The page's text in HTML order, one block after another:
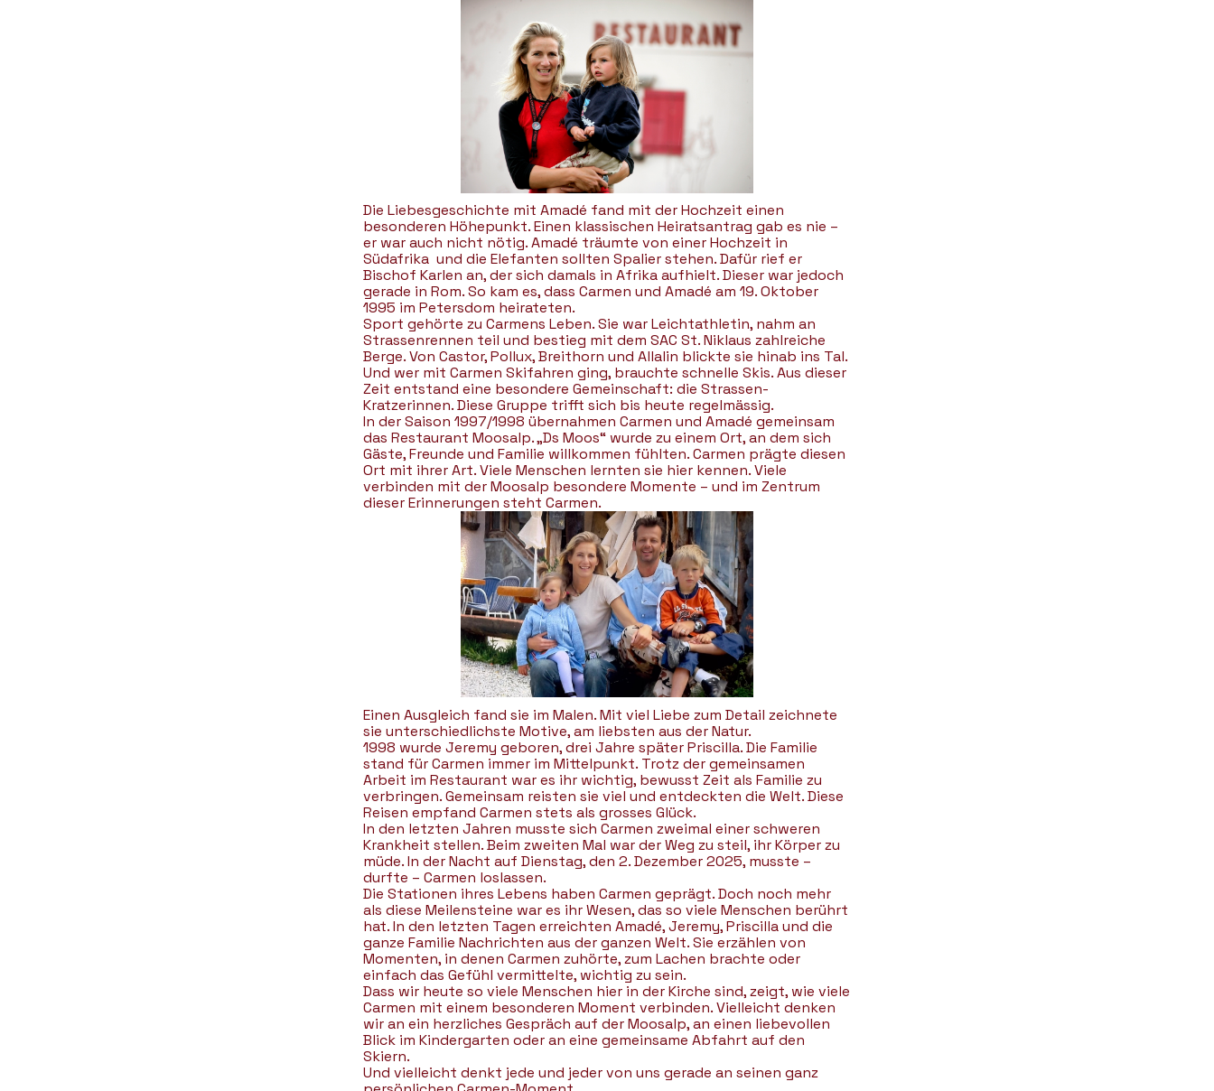
Die Liebesgeschichte mit Amadé fand mit der Hochzeit einen
besonderen Höhepunkt. Einen klassischen Heiratsantrag gab es nie –
er war auch nicht nötig. Amadé träumte von einer Hochzeit in
Südafrika und die Elefanten sollten Spalier stehen. Dafür rief er
Bischof Karlen an, der sich damals in Afrika aufhielt. Dieser war jedoch
gerade in Rom. So kam es, dass Carmen und Amadé am 19. Oktober
1995 im Petersdom heirateten.
Sport gehörte zu Carmens Leben. Sie war Leichtathletin, nahm an
Strassenrennen teil und bestieg mit dem SAC St. Niklaus zahlreiche
Berge. Von Castor, Pollux, Breithorn und Allalin blickte sie hinab ins Tal.
Und wer mit Carmen Skifahren ging, brauchte schnelle Skis. Aus dieser
Zeit entstand eine besondere Gemeinschaft: die Strassen-
Kratzerinnen. Diese Gruppe trifft sich bis heute regelmässig.
In der Saison 1997/1998 übernahmen Carmen und Amadé gemeinsam
das Restaurant Moosalp. „Ds Moos“ wurde zu einem Ort, an dem sich
Gäste, Freunde und Familie willkommen fühlten. Carmen prägte diesen
Ort mit ihrer Art. Viele Menschen lernten sie hier kennen. Viele
verbinden mit der Moosalp besondere Momente – und im Zentrum
dieser Erinnerungen steht Carmen.
Einen Ausgleich fand sie im Malen. Mit viel Liebe zum Detail zeichnete
sie unterschiedlichste Motive, am liebsten aus der Natur.
1998 wurde Jeremy geboren, drei Jahre später Priscilla. Die Familie
stand für Carmen immer im Mittelpunkt. Trotz der gemeinsamen
Arbeit im Restaurant war es ihr wichtig, bewusst Zeit als Familie zu
verbringen. Gemeinsam reisten sie viel und entdeckten die Welt. Diese
Reisen empfand Carmen stets als grosses Glück.
In den letzten Jahren musste sich Carmen zweimal einer schweren
Krankheit stellen. Beim zweiten Mal war der Weg zu steil, ihr Körper zu
müde. In der Nacht auf Dienstag, den 2. Dezember 2025, musste –
durfte – Carmen loslassen.
Die Stationen ihres Lebens haben Carmen geprägt. Doch noch mehr
als diese Meilensteine war es ihr Wesen, das so viele Menschen berührt
hat. In den letzten Tagen erreichten Amadé, Jeremy, Priscilla und die
ganze Familie Nachrichten aus der ganzen Welt. Sie erzählen von
Momenten, in denen Carmen zuhörte, zum Lachen brachte oder
einfach das Gefühl vermittelte, wichtig zu sein.
Dass wir heute so viele Menschen hier in der Kirche sind, zeigt, wie viele
Carmen mit einem besonderen Moment verbinden. Vielleicht denken
wir an ein herzliches Gespräch auf der Moosalp, an einen liebevollen
Blick im Kindergarten oder an eine gemeinsame Abfahrt auf den
Skiern.
Und vielleicht denkt jede und jeder von uns gerade an seinen ganz